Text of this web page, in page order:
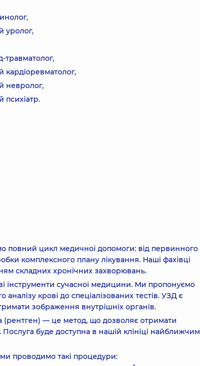
уролог,
травматолог,
кардіоревматолог,
невролог,
психіатр.
повний цикл медичної допомоги: від первинного
комплексного плану лікування. Наші фахівці
складних хронічних захворювань.
інструменти сучасної медицини. Ми пропонуємо
крові до спеціалізованих тестів. УЗД є
зображення внутрішніх органів.
(рентген) — це метод, що дозволяє отримати
Послуга буде доступна в нашій клініці найближчим
проводимо такі процедури: